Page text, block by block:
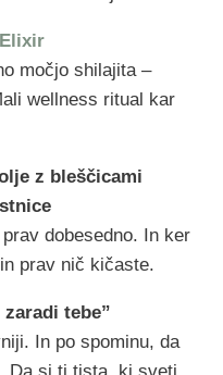
močjo shilajita –
wellness ritual kar
z bleščicami
dobesedno. In ker
prav nič kičaste.
tebe”
In po spominu, da